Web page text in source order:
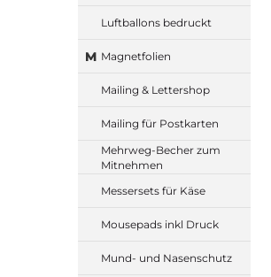
Luftballons bedruckt
M Magnetfolien
Mailing & Lettershop
Mailing für Postkarten
Mehrweg-Becher zum
Mitnehmen
Messersets für Käse
Mousepads inkl Druck
Mund- und Nasenschutz